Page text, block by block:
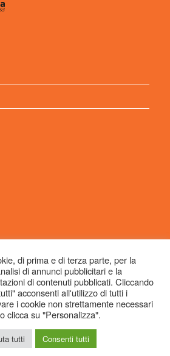
International Film Festival - Un progetto di:
APS – Sede legale: Studio Commercialista
D’Azeglio 71, 40123 Bologna –
diritti riservati -Privacy Policy- Site Design:
di prima e di terza parte, per la
di annunci pubblicitari e la
di contenuti pubblicati. Cliccando
acconsenti all'utilizzo di tutti i
i cookie non strettamente necessari
clicca su "Personalizza".
tutti Consenti tutti